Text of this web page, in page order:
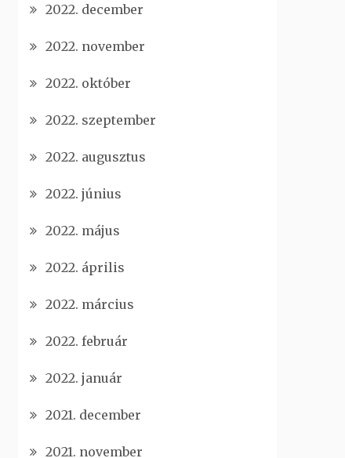
2022. december
2022. november
2022. október
2022. szeptember
2022. augusztus
2022. június
2022. május
2022. április
2022. március
2022. február
2022. január
2021. december
2021. november